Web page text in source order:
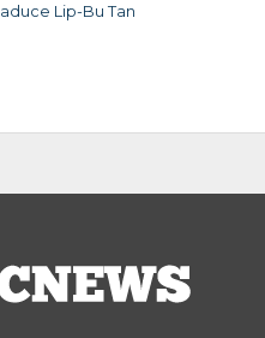
aduce Lip-Bu Tan